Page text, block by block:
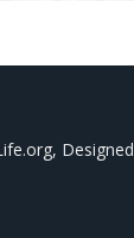
Designed